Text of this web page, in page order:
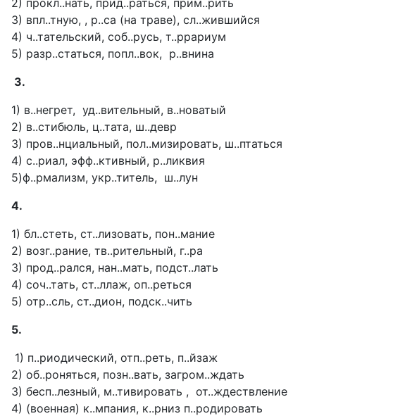
2) прокл..нать, прид..раться, прим..рить
3) впл..тную, , р..са (на траве), сл..жившийся
4) ч..тательский, соб..русь, т..ррариум
5) разр..статься, попл..вок, р..внина
3.
1) в..негрет, уд..вительный, в..новатый
2) в..стибюль, ц..тата, ш..девр
3) пров..нциальный, пол..мизировать, ш..птаться
4) с..риал, эфф..ктивный, р..ликвия
5)ф..рмализм, укр..титель, ш..лун
4.
1) бл..стеть, ст..лизовать, пон..мание
2) возг..рание, тв..рительный, г..ра
3) прод..рался, нан..мать, подст..лать
4) соч..тать, ст..ллаж, оп..реться
5) отр..сль, ст..дион, подск..чить
5.
1) п..риодический, отп..реть, п..йзаж
2) об..роняться, позн..вать, загром..ждать
3) бесп..лезный, м..тивировать , от..ждествление
4) (военная) к..мпания, к..рниз п..родировать